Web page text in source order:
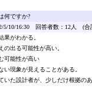
何ですか?
5/10/16:30 回答者数：12人 (合
果がわかる。
の出る可能性が高い。
可能性が高い
い現象が見えることがある。
いた設計者が、少しだけ根拠の